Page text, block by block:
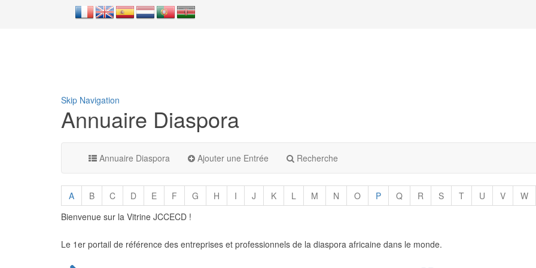
Skip Navigation
Annuaire Diaspora
Annuaire Diaspora Ajouter une Entrée Recherche
A B C D E F G H I J K L M N O P Q R S T U V W
Bienvenue sur la Vitrine JCCECD !
Le 1er portail de référence des entreprises et professionnels de la diaspora africaine dans le monde.